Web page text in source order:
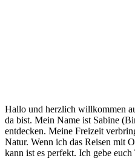
Hallo und herzlich willkommen
da bist. Mein Name ist Sabine
entdecken. Meine Freizeit
Natur. Wenn ich das Reisen mit
kann ist es perfekt. Ich gebe